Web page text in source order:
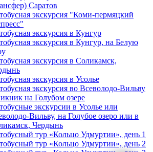
Саратов
экскурсия "Коми-пермяцкий
экскурсия в Кунгур
экскурсия в Кунгур, на Белую
экскурсия в Соликамск,
экскурсия в Усолье
экскурсия во Всеволодо-Вильву
на Голубом озере
экскурсии в Усолье или
Вильву, на Голубое озеро или в
Чердынь
тур «Кольцо Удмуртии», день 1
тур «Кольцо Удмуртии», день 2